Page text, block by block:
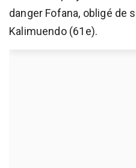
danger Fofana, obligé de
Kalimuendo (61e).